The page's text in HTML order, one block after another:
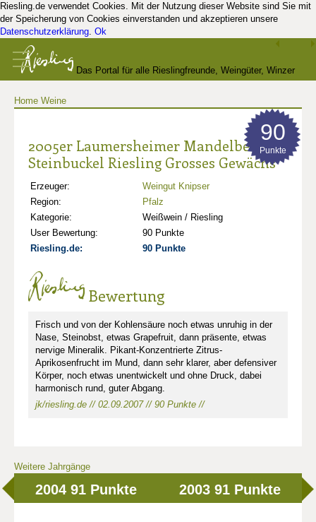
Riesling.de verwendet Cookies. Mit der Nutzung dieser Website sind Sie mit
der Speicherung von Cookies einverstanden und akzeptieren unsere
Datenschutzerklärung. Ok
Das Portal für alle Rieslingfreunde, Weingüter, Winzer
Home Weine
2005er Laumersheimer Mandelberg
Steinbuckel Riesling Grosses Gewächs
Erzeuger:
Weingut Knipser
Region:
Pfalz
Kategorie:
Weißwein / Riesling
User Bewertung:
90 Punkte
Riesling.de:
90 Punkte
90
Punkte
Bewertung
Frisch und von der Kohlensäure noch etwas unruhig in der
Nase, Steinobst, etwas Grapefruit, dann präsente, etwas
nervige Mineralik. Pikant-Konzentrierte Zitrus-
Aprikosenfrucht im Mund, dann sehr klarer, aber defensiver
Körper, noch etwas unentwickelt und ohne Druck, dabei
harmonisch rund, guter Abgang.
jk/riesling.de // 02.09.2007 // 90 Punkte //
Weitere Jahrgänge
2004 91 Punkte 2003 91 Punkte